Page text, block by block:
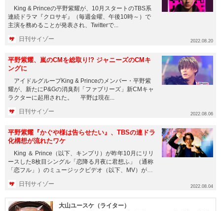
King & Princeの平野紫耀が、10月スタートのTBS系
連続ドラマ『クロサギ』（毎週金曜、午後10時～）で
主演を務めることが発表され、Twitterで...
日刊サイゾー 2022.08.20
平野紫耀、嵐のCMを総取り!? ジャニーズのCMキ
ングに
アイドルグループKing & Princeのメンバー・平野紫
耀が、新たにP&Gの消臭剤「ファブリーズ」新CMキャ
ラクターに起用された。 平野は現在...
日刊サイゾー 2022.08.06
平野紫耀『かぐや様は告らせたい』、TBSの連ドラ
化構想が流れたワケ
King ＆ Prince（以下、キンプリ）が昨年10月にリリ
ースした8枚目シングル「恋降る月夜に君想ふ」（通称
「恋フル」）のミュージックビデオ（以下、MV）が、
日刊サイゾー 2022.08.04
大山ユースケ（ライター）